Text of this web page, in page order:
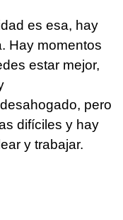
es esa, hay
Hay momentos
estar mejor,
pero
difíciles y hay
y trabajar.